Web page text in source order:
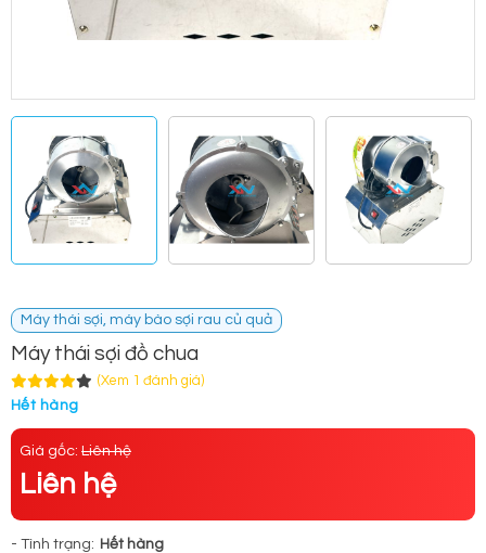
Máy thái sợi, máy bào sợi rau củ quả
Máy thái sợi đồ chua
(Xem 1 đánh giá)
Hết hàng
Giá gốc: Liên hệ
Liên hệ
- Tình trạng: Hết hàng